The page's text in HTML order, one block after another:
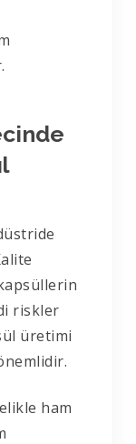
riskler
üretimi
ham